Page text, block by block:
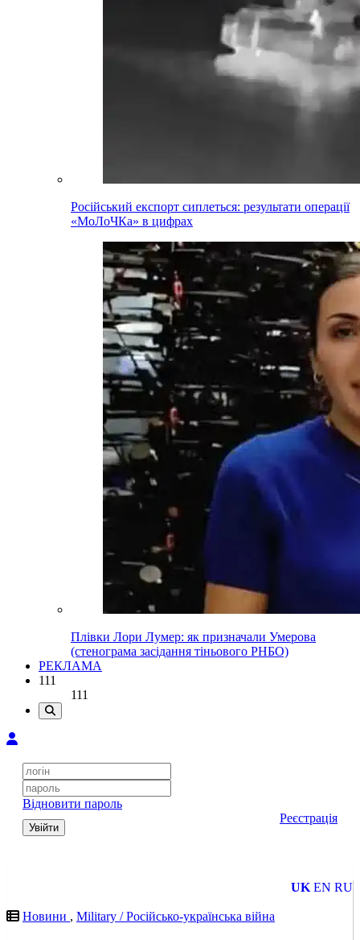
Російський експорт сиплеться: результати операції
«МоЛоЧКа» в цифрах
Плівки Лори Лумер: як призначали Умерова
(стенограма засідання тіньового РНБО)
РЕКЛАМА
111
111
Відновити пароль
Увійти
Реєстрація
UK EN RU
Новини , Military / Російсько-українська війна